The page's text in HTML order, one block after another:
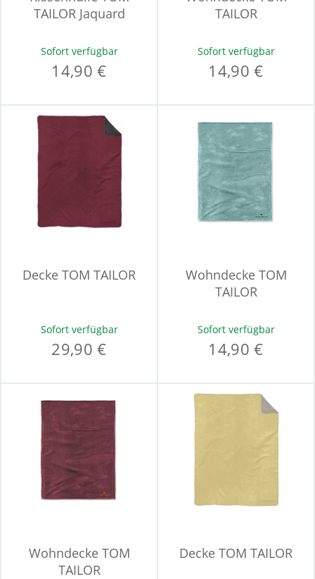
TAILOR Jaquard
Sofort verfügbar
14,90 €
TAILOR
Sofort verfügbar
14,90 €
Decke TOM TAILOR
Sofort verfügbar
29,90 €
Wohndecke TOM
TAILOR
Sofort verfügbar
14,90 €
Wohndecke TOM
TAILOR
Decke TOM TAILOR